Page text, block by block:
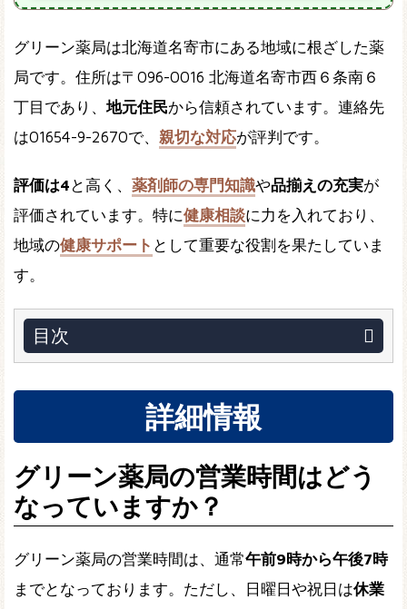
グリーン薬局は北海道名寄市にある地域に根ざした薬
局です。住所は〒096-0016 北海道名寄市西６条南６
丁目であり、 地元住民から信頼されています。連絡先
は01654-9-2670で、 親切な対応が評判です。
評価は4 と高く、 薬剤師の専門知識や品揃えの充実が
評価されています。特に健康相談に力を入れており、
地域の健康サポート として重要な役割を果たしていま
す。
目次
詳細情報
グリーン薬局の営業時間はどう
なっていますか？
グリーン薬局の営業時間は、通常午前9時から午後7時
までとなっております。ただし、日曜日や祝日は休業